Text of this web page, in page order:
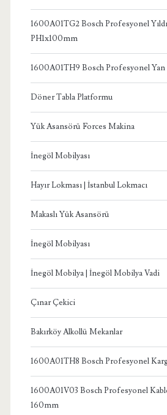
1600A01TG2 Bosch Profesyonel
PH1x100mm
1600A01TH9 Bosch Profesyonel
Döner Tabla Platformu
Yük Asansörü Forces Makina
İnegöl Mobilyası
Hayır Lokması | İstanbul Lokmacı
Makaslı Yük Asansörü
İnegöl Mobilyası
İnegöl Mobilya | İnegöl Mobilya Vadi
Çınar Çekici
Bakırköy Alkollü Mekanlar
1600A01TH8 Bosch Profesyonel
1600A01V03 Bosch Profesyonel
160mm